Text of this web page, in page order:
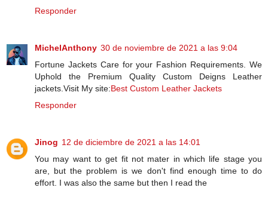
Responder
MichelAnthony 30 de noviembre de 2021 a las 9:04
Fortune Jackets Care for your Fashion Requirements. We
Uphold the Premium Quality Custom Deigns Leather
jackets.Visit My site:Best Custom Leather Jackets
Responder
Jinog 12 de diciembre de 2021 a las 14:01
You may want to get fit not mater in which life stage you
are, but the problem is we don't find enough time to do
effort. I was also the same but then I read the